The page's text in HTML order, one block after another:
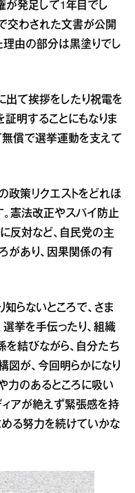
が発足して1年目でし
交わされた文書が公開
理由の部分は黒塗りでし
出て挨拶をしたり祝電を
明することにもなりま
無償で選挙運動を支えて
政策リクエストをどれほ
。憲法改正やスパイ防止
反対など、自民党の主
があり、因果関係の有
らないところで、さま
挙を手伝ったり、組織
を結びながら、自分たち
図が、今回明らかになり
力のあるところに吸い
ィアが絶えず緊張感を持
める努力を続けていかな